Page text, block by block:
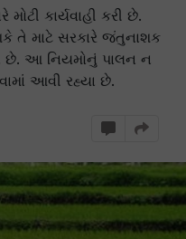
કાર્યવાહી કરી છે.
તે માટે સરકારે જંતુનાશક
છે. આ નિયમોનું પાલન ન
આવી રહ્યા છે.